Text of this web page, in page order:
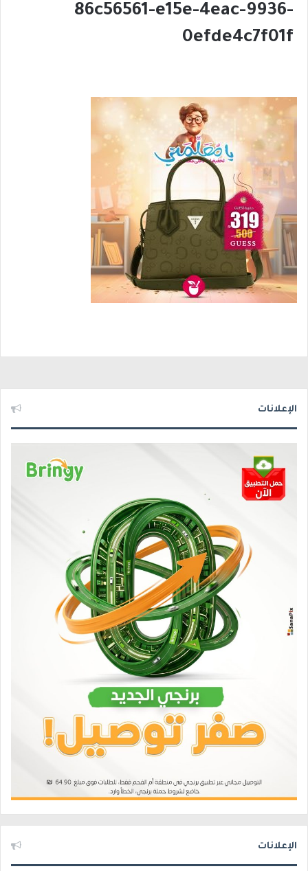
86c56561-e15e-4eac-9936-
0efde4c7f01f
الإعلانات
الإعلانات